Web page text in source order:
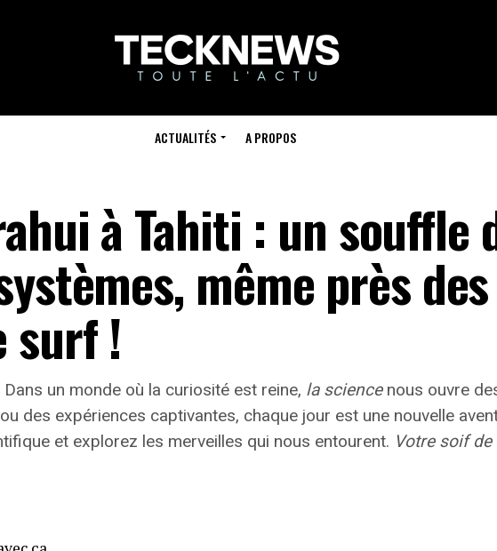
ACTUALITÉS A PROPOS
à Tahiti : un souffle
même près des
surf !
Dans un monde où la curiosité est reine, la sciencenous ouvre
des expériences captivantes, chaque jour est une nouvelle
et explorez les merveilles qui nous entourent. Votre soif de